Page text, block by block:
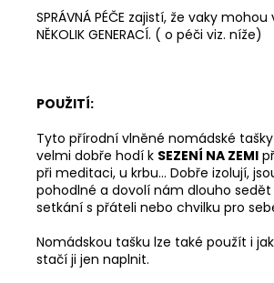
SPRÁVNÁ PÉČE zajistí, že vaky
NĚKOLIK GENERACÍ. ( o péči viz. níže)
POUŽITÍ:
Tyto přírodní vlněné nomádské
velmi dobře hodí k SEZENÍ NA ZEMI
při meditaci, u krbu... Dobře izolují,
pohodlné a dovolí nám dlouho
setkání s přáteli nebo chvilku pro
Nomádskou tašku lze také použít i
stačí ji jen naplnit.